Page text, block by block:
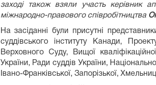
заході також взяли участь керівник
міжнародно-правового співробітництва
На засіданні були присутні
суддівського інституту Канади,
Верховного Суду, Вищої
України, Ради суддів України,
Івано-Франківської, Запорізької,